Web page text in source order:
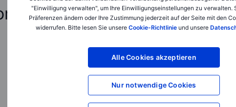
"Einwilligung verwalten", um Ihre Einwilligungseinstellungen zu verwalten.
Präferenzen ändern oder Ihre Zustimmung jederzeit auf der Seite mit den
widerrufen. Bitte lesen Sie unsere Cookie-Richtlinieund unsere
Alle Cookies akzeptieren
Nur notwendige Cookies
2026